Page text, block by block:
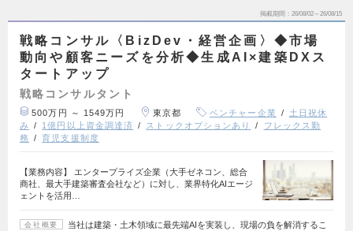
掲載期間 26/08/02～26/08/15
戦略コンサル〈BizDev・経営企画〉◆市場
動向や顧客ニーズを分析◆生成AI×建築DXス
タートアップ
戦略コンサルタント
500万円 ～ 1549万円 東京都 ベンチャー企業
土日祝休
み
1億円以上資金調達済 ストックオプションあり
フレックス勤
務
育児支援制度
【業務内容】 エンタープライズ企業（大手ゼネコン、総合
商社、最大手建築審査会社など）に対し、業界特化AIエージ
ェントを活用…
会社概要
当社は建築・土木領域に最先端AIを実装し、現場の負を解消するこ